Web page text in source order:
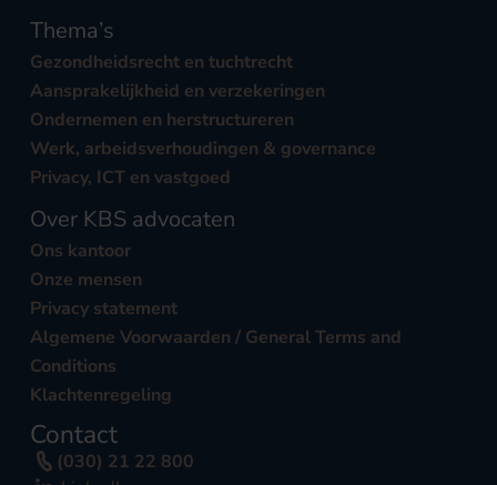
Thema’s
Gezondheidsrecht en tuchtrecht
Aansprakelijkheid en verzekeringen
Ondernemen en herstructureren
Werk, arbeidsverhoudingen & governance
Privacy, ICT en vastgoed
Over KBS advocaten
Ons kantoor
Onze mensen
Privacy statement
Algemene Voorwaarden / General Terms and
Conditions
Klachtenregeling
Contact
(030) 21 22 800